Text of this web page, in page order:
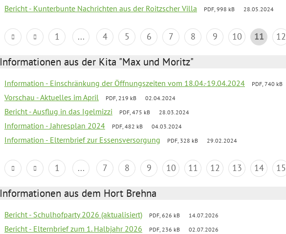
Bericht - Kunterbunte Nachrichten aus der Roitzscher Villa PDF, 998 kB 28.05.2024
1 ... 4 5 6 7 8 9 10 11 12
Informationen aus der Kita "Max und Moritz"
Information - Einschränkung der Öffnungszeiten vom 18.04.-19.04.2024 PDF, 740 kB
Vorschau - Aktuelles im April PDF, 219 kB 02.04.2024
Bericht - Ausflug in das Igelmizzi PDF, 475 kB 28.03.2024
Information - Jahresplan 2024 PDF, 482 kB 04.03.2024
Information - Elternbrief zur Essensversorgung PDF, 328 kB 29.02.2024
1 ... 7 8 9 10 11 12 13 14 15
Informationen aus dem Hort Brehna
Bericht - Schulhofparty 2026 (aktualisiert) PDF, 626 kB 14.07.2026
Bericht - Elternbrief zum 1. Halbjahr 2026 PDF, 236 kB 02.07.2026